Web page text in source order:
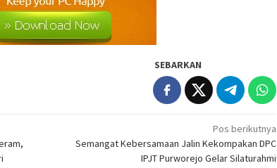
SEBARKAN
Pos berikutnya
Semangat Kebersamaan Jalin Kekompakan DPC
IPJT Purworejo Gelar Silaturahmi